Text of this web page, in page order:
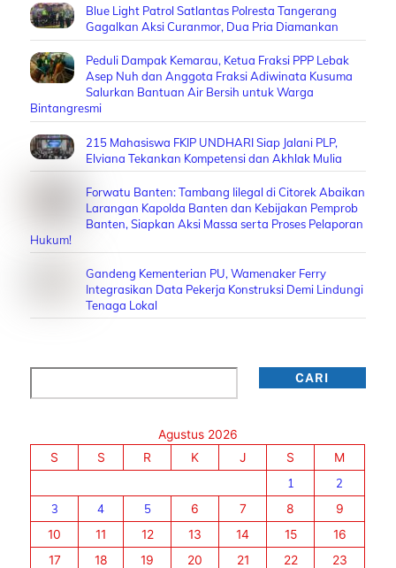
Blue Light Patrol Satlantas Polresta Tangerang
Gagalkan Aksi Curanmor, Dua Pria Diamankan
Peduli Dampak Kemarau, Ketua Fraksi PPP Lebak
Asep Nuh dan Anggota Fraksi Adiwinata Kusuma
Salurkan Bantuan Air Bersih untuk Warga
Bintangresmi
215 Mahasiswa FKIP UNDHARI Siap Jalani PLP,
Elviana Tekankan Kompetensi dan Akhlak Mulia
Forwatu Banten: Tambang Iilegal di Citorek Abaikan
Larangan Kapolda Banten dan Kebijakan Pemprob
Banten, Siapkan Aksi Massa serta Proses Pelaporan
Hukum!
Gandeng Kementerian PU, Wamenaker Ferry
Integrasikan Data Pekerja Konstruksi Demi Lindungi
Tenaga Lokal
CARI
Agustus 2026
S
S R K J S
M
1
2
3
4 5 6 7 8
9
10
11 12 13 14 15
16
17
18 19 20 21 22
23